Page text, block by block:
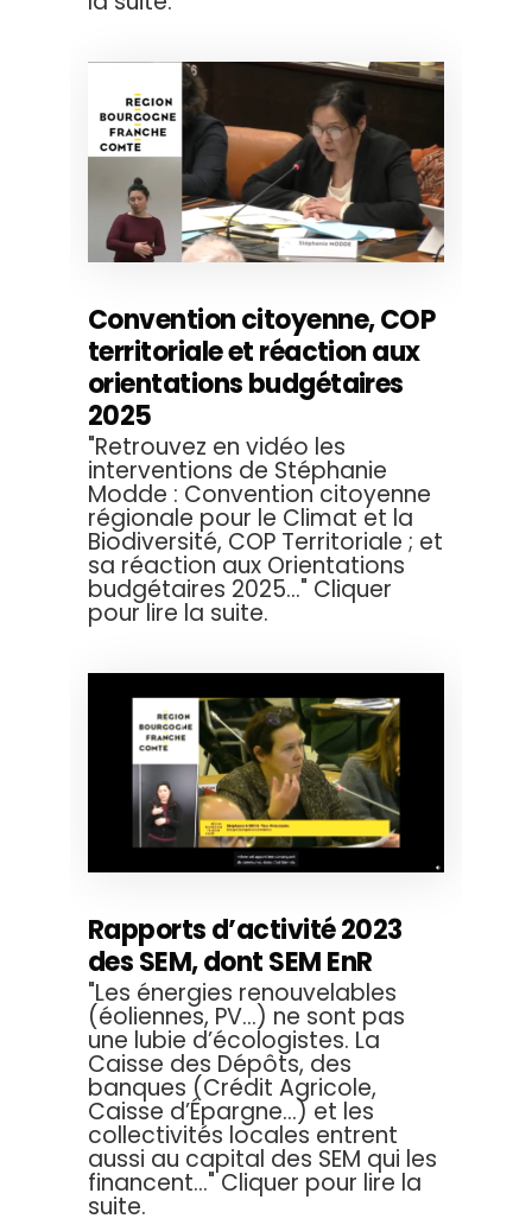
Convention citoyenne, COP
territoriale et réaction aux
orientations budgétaires
2025
"Retrouvez en vidéo les
interventions de Stéphanie
Modde : Convention citoyenne
régionale pour le Climat et la
Biodiversité, COP Territoriale ; et
sa réaction aux Orientations
budgétaires 2025..." Cliquer
pour lire la suite.
Rapports d’activité 2023
des SEM, dont SEM EnR
"Les énergies renouvelables
(éoliennes, PV...) ne sont pas
une lubie d’écologistes. La
Caisse des Dépôts, des
banques (Crédit Agricole,
Caisse d’Épargne...) et les
collectivités locales entrent
aussi au capital des SEM qui les
financent..." Cliquer pour lire la
suite.